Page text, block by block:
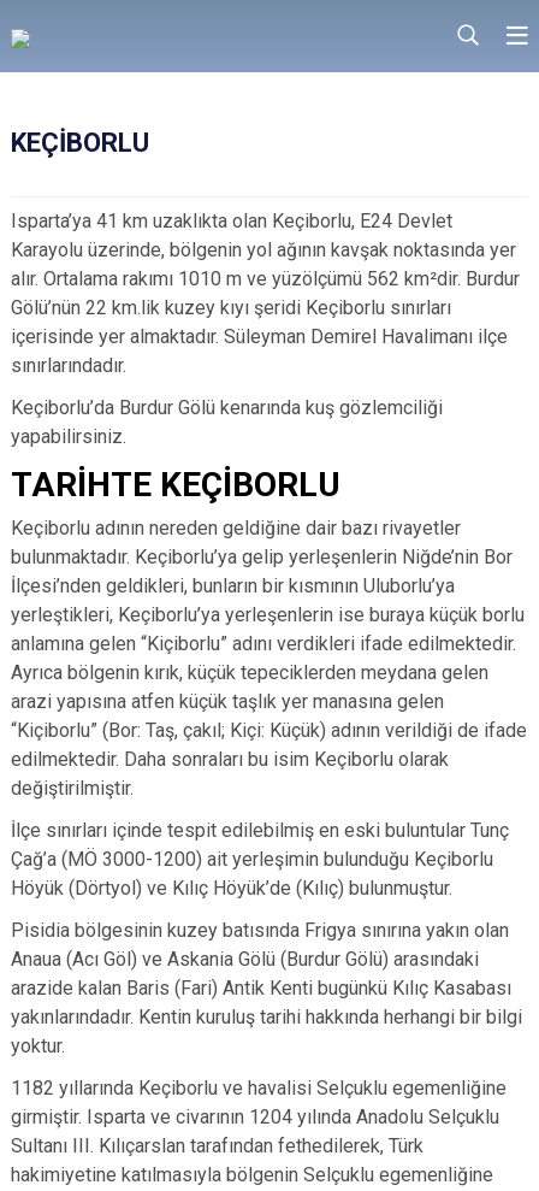
KEÇİBORLU
Isparta’ya 41 km uzaklıkta olan Keçiborlu, E24 Devlet
Karayolu üzerinde, bölgenin yol ağının kavşak noktasında yer
alır. Ortalama rakımı 1010 m ve yüzölçümü 562 km²dir. Burdur
Gölü’nün 22 km.lik kuzey kıyı şeridi Keçiborlu sınırları
içerisinde yer almaktadır. Süleyman Demirel Havalimanı ilçe
sınırlarındadır.
Keçiborlu’da Burdur Gölü kenarında kuş gözlemciliği
yapabilirsiniz.
TARİHTE KEÇİBORLU
Keçiborlu adının nereden geldiğine dair bazı rivayetler
bulunmaktadır. Keçiborlu’ya gelip yerleşenlerin Niğde’nin Bor
İlçesi’nden geldikleri, bunların bir kısmının Uluborlu’ya
yerleştikleri, Keçiborlu’ya yerleşenlerin ise buraya küçük borlu
anlamına gelen “Kiçiborlu” adını verdikleri ifade edilmektedir.
Ayrıca bölgenin kırık, küçük tepeciklerden meydana gelen
arazi yapısına atfen küçük taşlık yer manasına gelen
“Kiçiborlu” (Bor: Taş, çakıl; Kiçi: Küçük) adının verildiği de ifade
edilmektedir. Daha sonraları bu isim Keçiborlu olarak
değiştirilmiştir.
İlçe sınırları içinde tespit edilebilmiş en eski buluntular Tunç
Çağ’a (MÖ 3000-1200) ait yerleşimin bulunduğu Keçiborlu
Höyük (Dörtyol) ve Kılıç Höyük’de (Kılıç) bulunmuştur.
Pisidia bölgesinin kuzey batısında Frigya sınırına yakın olan
Anaua (Acı Göl) ve Askania Gölü (Burdur Gölü) arasındaki
arazide kalan Baris (Fari) Antik Kenti bugünkü Kılıç Kasabası
yakınlarındadır. Kentin kuruluş tarihi hakkında herhangi bir bilgi
yoktur.
1182 yıllarında Keçiborlu ve havalisi Selçuklu egemenliğine
girmiştir. Isparta ve civarının 1204 yılında Anadolu Selçuklu
Sultanı III. Kılıçarslan tarafından fethedilerek, Türk
hakimiyetine katılmasıyla bölgenin Selçuklu egemenliğine